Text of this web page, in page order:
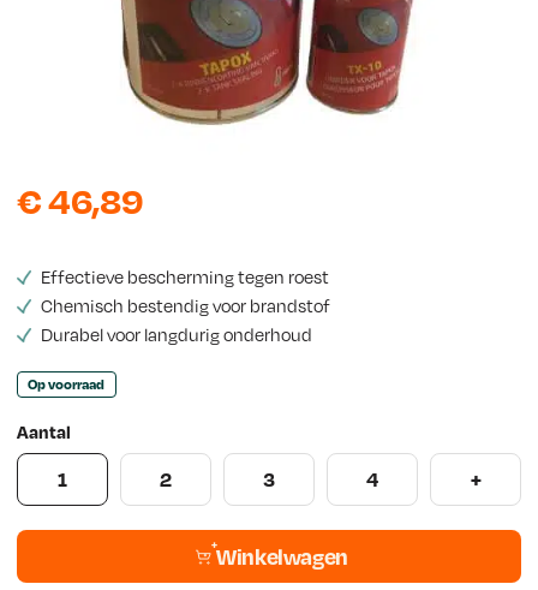
w
s
€46,89
Effectieve bescherming tegen roest
Chemisch bestendig voor brandstof
Durabel voor langdurig onderhoud
Op voorraad
Aantal
1 2 3 4 +
Winkelwagen